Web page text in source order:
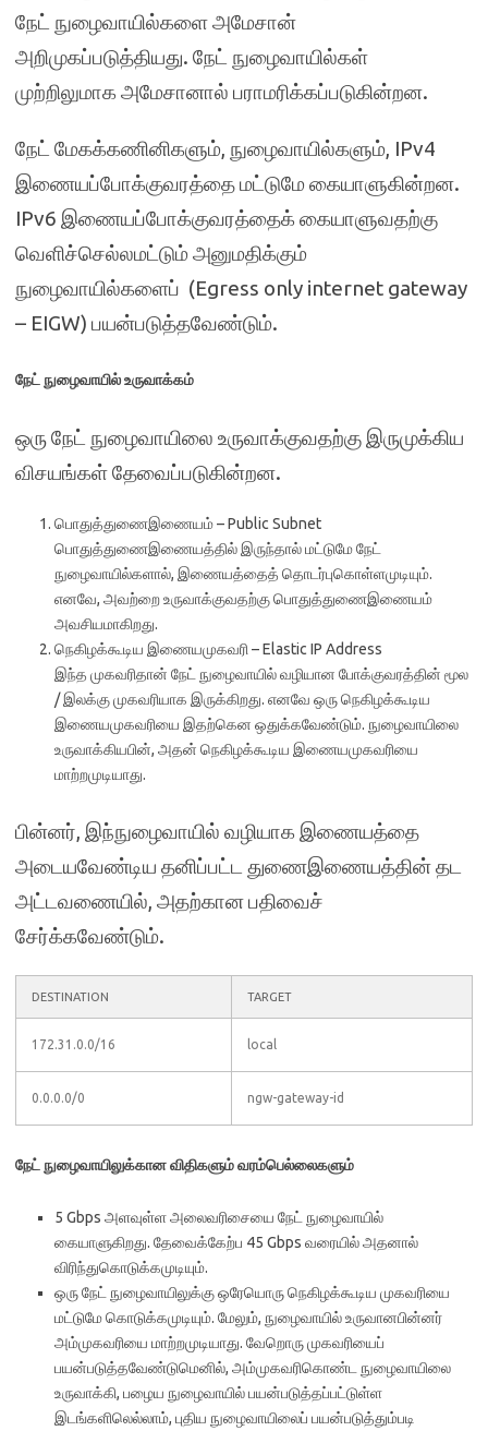
நேட் நுழைவாயில்களை அமேசான்
அறிமுகப்படுத்தியது. நேட் நுழைவாயில்கள்
முற்றிலுமாக அமேசானால் பராமரிக்கப்படுகின்றன.
நேட் மேகக்கணினிகளும், நுழைவாயில்களும், IPv4
இணையப்போக்குவரத்தை மட்டுமே கையாளுகின்றன.
IPv6 இணையப்போக்குவரத்தைக் கையாளுவதற்கு
வெளிச்செல்லமட்டும் அனுமதிக்கும்
நுழைவாயில்களைப் (Egress only internet gateway
– EIGW) பயன்படுத்தவேண்டும்.
நேட் நுழைவாயில் உருவாக்கம்
ஒரு நேட் நுழைவாயிலை உருவாக்குவதற்கு இருமுக்கிய
விசயங்கள் தேவைப்படுகின்றன.
பொதுத்துணைஇணையம் – Public Subnet
பொதுத்துணைஇணையத்தில் இருந்தால் மட்டுமே நேட்
நுழைவாயில்களால், இணையத்தைத் தொடர்புகொள்ளமுடியும்.
எனவே, அவற்றை உருவாக்குவதற்கு பொதுத்துணைஇணையம்
அவசியமாகிறது.
நெகிழக்கூடிய இணையமுகவரி – Elastic IP Address
இந்த முகவரிதான் நேட் நுழைவாயில் வழியான போக்குவரத்தின் மூல
/ இலக்கு முகவரியாக இருக்கிறது. எனவே ஒரு நெகிழக்கூடிய
இணையமுகவரியை இதற்கென ஒதுக்கவேண்டும். நுழைவாயிலை
உருவாக்கியபின், அதன் நெகிழக்கூடிய இணையமுகவரியை
மாற்றமுடியாது.
பின்னர், இந்நுழைவாயில் வழியாக இணையத்தை
அடையவேண்டிய தனிப்பட்ட துணைஇணையத்தின் தட
அட்டவணையில், அதற்கான பதிவைச்
சேர்க்கவேண்டும்.
DESTINATION TARGET
172.31.0.0/16 local
0.0.0.0/0 ngw-gateway-id
நேட் நுழைவாயிலுக்கான விதிகளும் வரம்பெல்லைகளும்
5 Gbps அளவுள்ள அலைவரிசையை நேட் நுழைவாயில்
கையாளுகிறது. தேவைக்கேற்ப 45 Gbps வரையில் அதனால்
விரிந்துகொடுக்கமுடியும்.
ஒரு நேட் நுழைவாயிலுக்கு ஒரேயொரு நெகிழக்கூடிய முகவரியை
மட்டுமே கொடுக்கமுடியும். மேலும், நுழைவாயில் உருவானபின்னர்
அம்முகவரியை மாற்றமுடியாது. வேறொரு முகவரியைப்
பயன்படுத்தவேண்டுமெனில், அம்முகவரிகொண்ட நுழைவாயிலை
உருவாக்கி, பழைய நுழைவாயில் பயன்படுத்தப்பட்டுள்ள
இடங்களிலெல்லாம், புதிய நுழைவாயிலைப் பயன்படுத்தும்படி